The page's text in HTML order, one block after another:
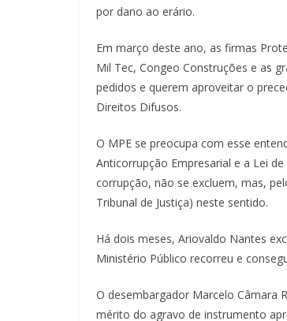
por dano ao erário.
Em março deste ano, as firmas
Mil Tec, Congeo Construções e as
pedidos e querem aproveitar o
Direitos Difusos.
O MPE se preocupa com esse
Anticorrupção Empresarial e a Lei
corrupção, não se excluem, mas,
Tribunal de Justiça) neste sentido.
Há dois meses, Ariovaldo Nantes
Ministério Público recorreu e
O desembargador Marcelo Câmara
mérito do agravo de instrumento